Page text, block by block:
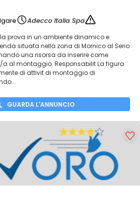
Adecco Italia Spa
prova in un ambiente dinamico e
situata nella zona di Mornico al Serio
una risorsa da inserire come
al montaggio. Responsabilit La figura
di attivit di montaggio di
GUARDA L'ANNUNCIO